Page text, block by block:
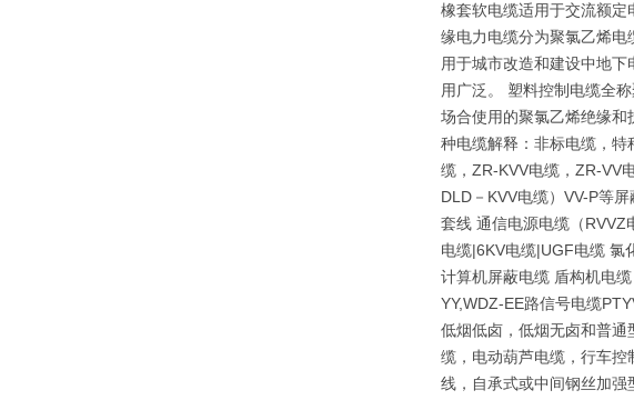
橡套软电缆适用于交流额
缘电力电缆分为聚氯乙烯
用于城市改造和建设中地
用广泛。 塑料控制电缆全
场合使用的聚氯乙烯绝缘
种电缆解释：非标电缆，
缆，ZR-KVV电缆，ZR-VV
DLD－KVV电缆）VV-P等
套线 通信电源电缆（RVVZ
电缆|6KV电缆|UGF电缆 氯
计算机屏蔽电缆 盾构机电
YY,WDZ-EE路信号电缆
低烟低卤，低烟无卤和普
缆，电动葫芦电缆，行车控
线，自承式或中间钢丝加